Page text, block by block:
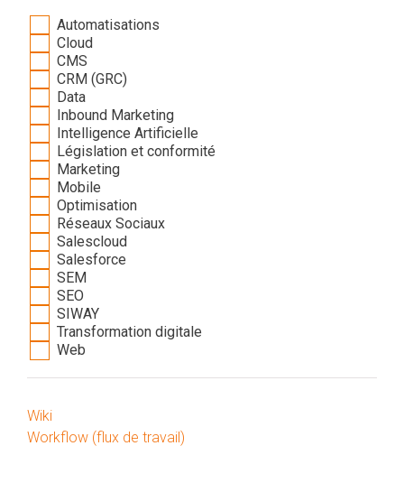
Automatisations
Cloud
CMS
CRM (GRC)
Data
Inbound Marketing
Intelligence Artificielle
Législation et conformité
Marketing
Mobile
Optimisation
Réseaux Sociaux
Salescloud
Salesforce
SEM
SEO
SIWAY
Transformation digitale
Web
Wiki
Workflow (flux de travail)